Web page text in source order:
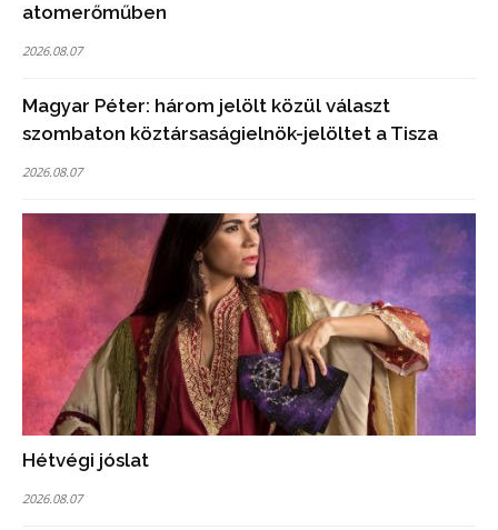
atomerőműben
2026.08.07
Magyar Péter: három jelölt közül választ
szombaton köztársaságielnök-jelöltet a Tisza
2026.08.07
Hétvégi jóslat
2026.08.07